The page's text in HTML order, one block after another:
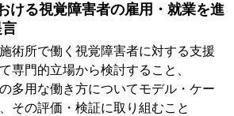
ける視覚障害者の雇用・就業を進
術所で働く視覚障害者に対する支援
専門的立場から検討すること、
多用な働き方についてモデル・ケー
その評価・検証に取り組むこと